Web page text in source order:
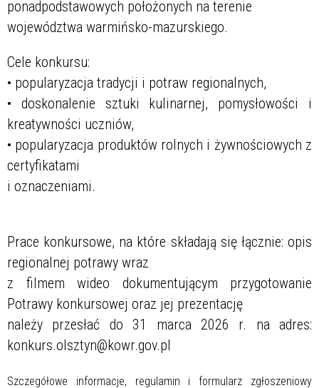
ponadpodstawowych położonych na terenie
województwa warmińsko-mazurskiego.
Cele konkursu:
• popularyzacja tradycji i potraw regionalnych,
• doskonalenie sztuki kulinarnej, pomysłowości i
kreatywności uczniów,
• popularyzacja produktów rolnych i żywnościowych z
certyfikatami
i oznaczeniami.
Prace konkursowe, na które składają się łącznie: opis
regionalnej potrawy wraz
z filmem wideo dokumentującym przygotowanie
Potrawy konkursowej oraz jej prezentację
należy przesłać do 31 marca 2026 r. na adres:
konkurs.olsztyn@kowr.gov.pl
Szczegółowe informacje, regulamin i formularz zgłoszeniowy